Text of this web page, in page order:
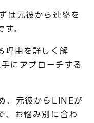
は元彼から連絡を
。
理由を詳しく解
にアプローチする
、元彼からLINEが
、お悩み別に合わ